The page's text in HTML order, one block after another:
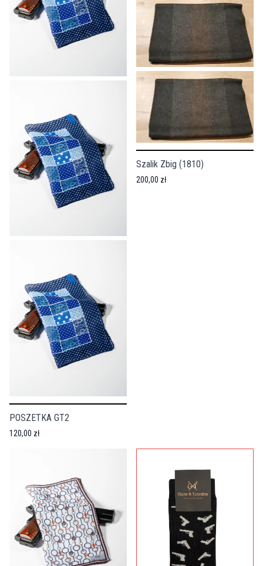
POSZETKA GT2
120,00 zł
Szalik Zbig (1810)
200,00 zł